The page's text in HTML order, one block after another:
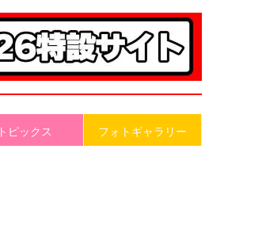
トピックス フォトギャラリー